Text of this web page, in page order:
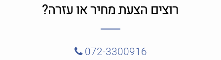
רוצים הצעת מחיר או עזרה?
072-3300916